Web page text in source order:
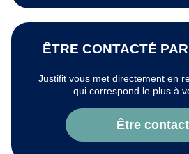
ÊTRE CONTACTÉ
Justifit vous met directement en
qui correspond le plus à
Être